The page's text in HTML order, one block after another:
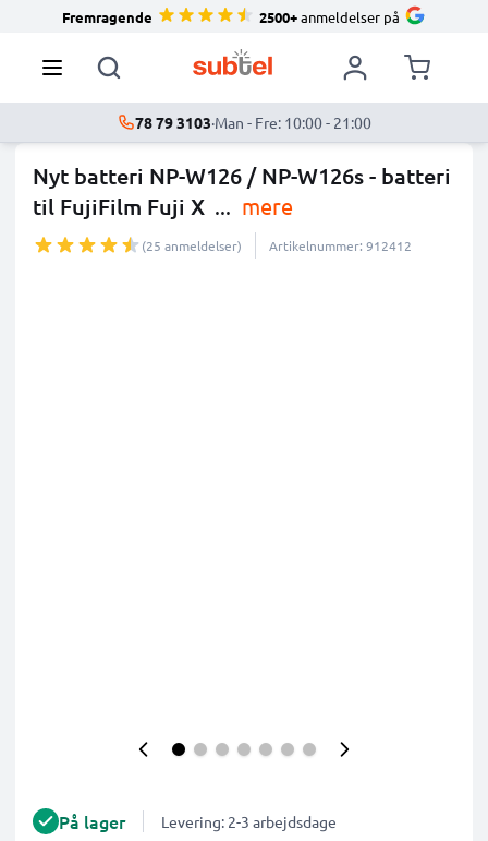
Fremragende 2500+anmeldelser på
78 79 3103·Man - Fre: 10:00 - 21:00
Nyt batteri NP-W126 / NP-W126s - batteri
til FujiFilm Fuji X ... mere
(25 anmeldelser) Artikelnummer: 912412
På lager Levering: 2-3 arbejdsdage